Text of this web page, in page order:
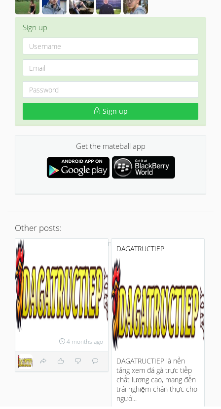
Sign up
Sign up
Get the mateball app
Other posts:
4 months ago
DAGATRUCTIEP
DAGATRUCTIEP là nền
tảng xem đá gà trực tiếp
chất lượng cao, mang đến
trải nghiệm chân thực cho
ngườ...
No more